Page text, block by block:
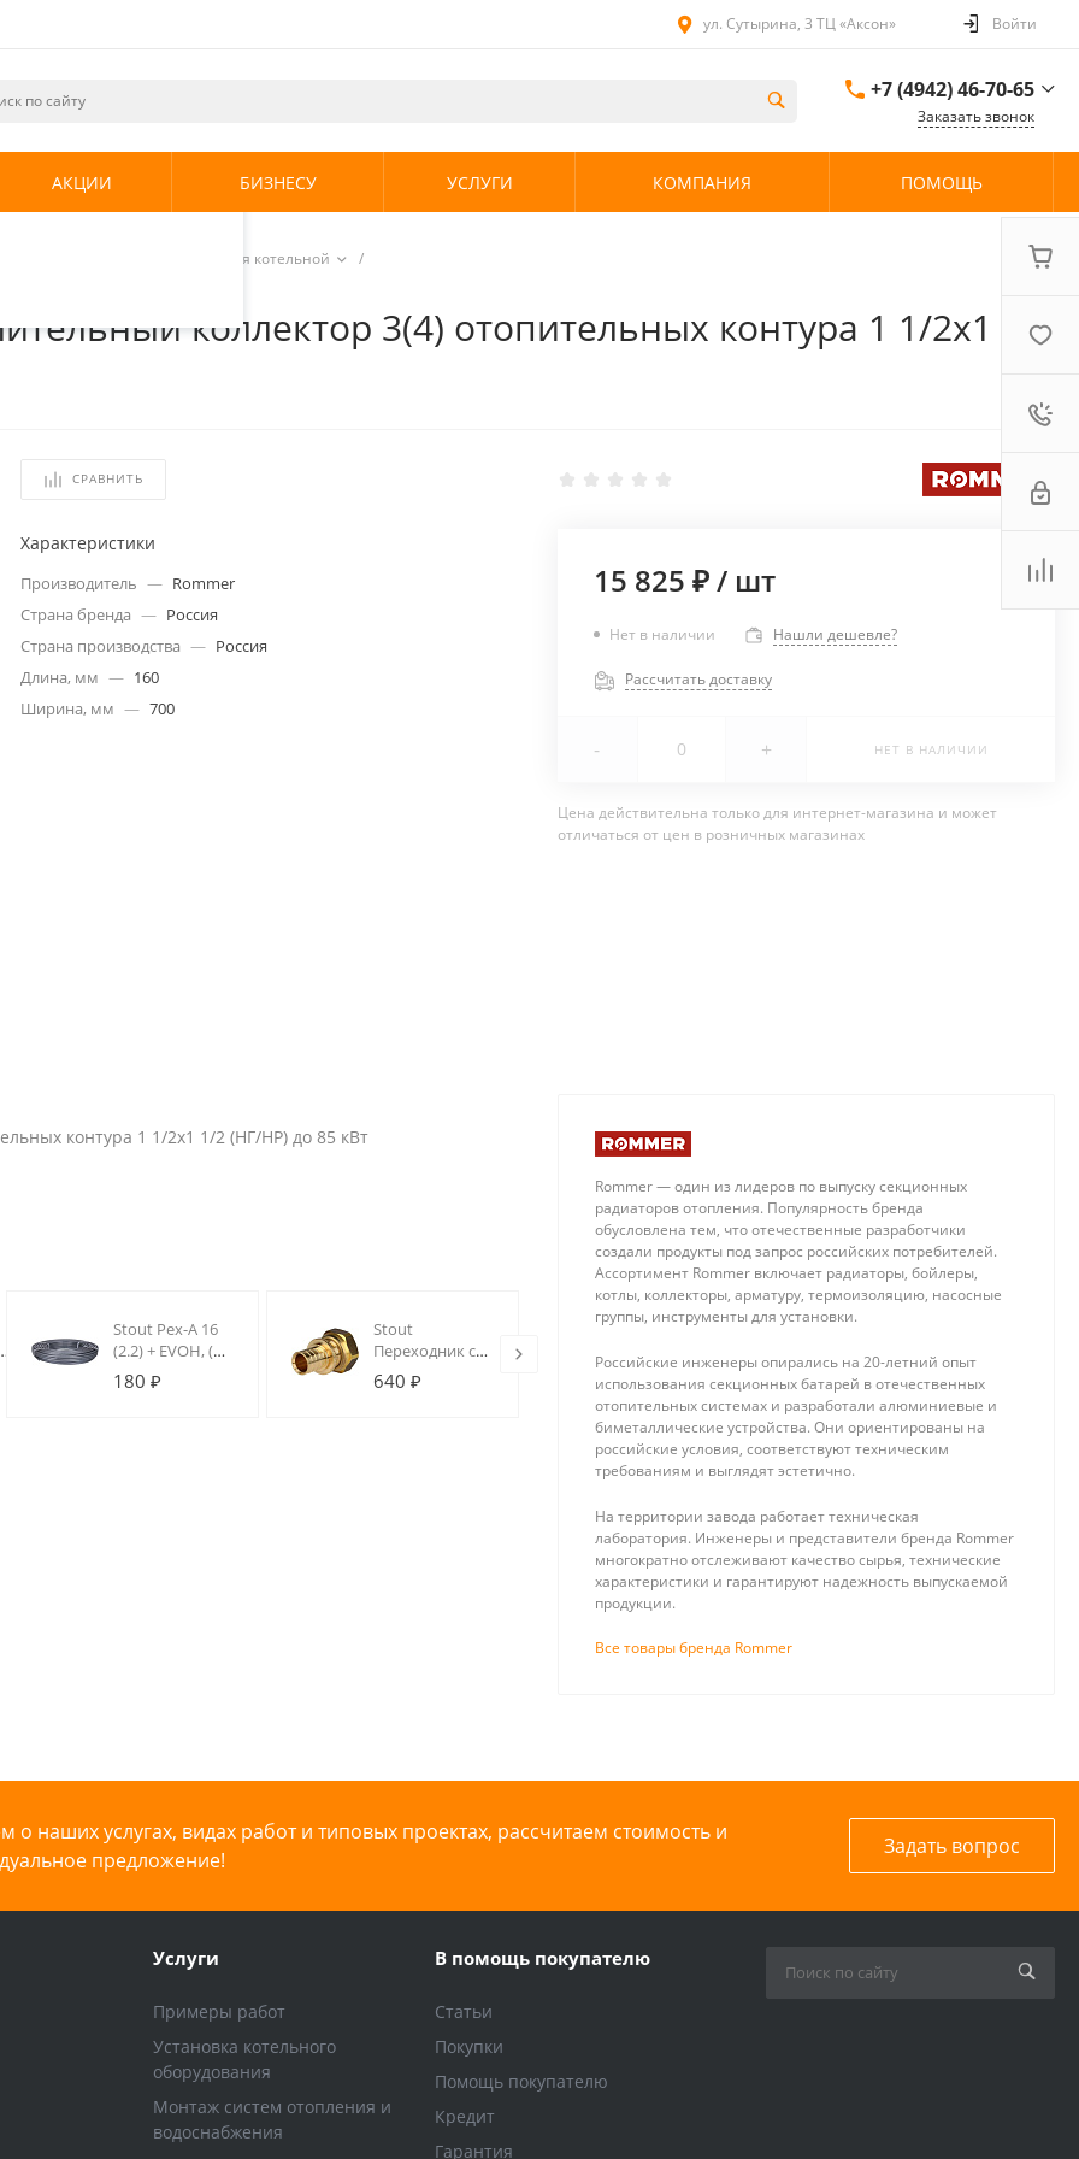
и
использования.
.
ул. Сутырина, 3 ТЦ «Аксон» Войти
+7 (4942) 46-70-65
ул. Сутырина, 3 ТЦ
Заказать звонок
АКЦИИ БИЗНЕСУ УСЛУГИ КОМПАНИЯ ПОМОЩЬ
Коллекторы для котельной
/
1 1/2х1 1/2 (НГ/НР) до 85 кВт
коллектор 3(4) отопительных контура 1 1/2х1
СРАВНИТЬ
Характеристики
Производитель — Rommer
Страна бренда — Россия
Страна производства — Россия
Длина, мм — 160
Ширина, мм — 700
15 825 ₽/ шт
Нет в наличии Нашли дешевле?
Рассчитать доставку
- + НЕТ В НАЛИЧИИ
Цена действительна только для интернет-магазина и может
отличаться от цен в розничных магазинах
контура 1 1/2х1 1/2 (НГ/НР) до 85 кВт
Stout Pex-A 16
(2.2) + EVOH, (в
бухте 100м)
труба из
180 ₽
Stout
Переходник с
накидной
гайкой
640 ₽
Stout Клапан ручной
угловой 1/2" (с
дополнительным
уплотнением)
657 ₽
стрелка 3 м3/
час компактная
21 335 ₽
Rommer — один из лидеров по выпуску секционных
радиаторов отопления. Популярность бренда
обусловлена тем, что отечественные разработчики
создали продукты под запрос российских потребителей.
Ассортимент Rommer включает радиаторы, бойлеры,
котлы, коллекторы, арматуру, термоизоляцию, насосные
группы, инструменты для установки.
Российские инженеры опирались на 20-летний опыт
использования секционных батарей в отечественных
отопительных системах и разработали алюминиевые и
биметаллические устройства. Они ориентированы на
российские условия, соответствуют техническим
требованиям и выглядят эстетично.
На территории завода работает техническая
лаборатория. Инженеры и представители бренда Rommer
многократно отслеживают качество сырья, технические
характеристики и гарантируют надежность выпускаемой
продукции.
Все товары бренда Rommer
о наших услугах, видах работ и типовых проектах, рассчитаем стоимость и
предложение!
Задать вопрос
Услуги
Примеры работ
Установка котельного
оборудования
Монтаж систем отопления и
водоснабжения
В помощь покупателю
Статьи
Покупки
Помощь покупателю
Кредит
Гарантия